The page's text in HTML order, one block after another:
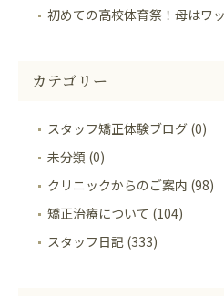
初めての高校体育祭！母はワ
カテゴリー
スタッフ矯正体験ブログ (0)
未分類 (0)
クリニックからのご案内 (98)
矯正治療について (104)
スタッフ日記 (333)